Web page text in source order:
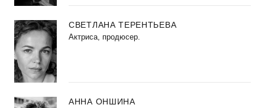
СВЕТЛАНА ТЕРЕНТЬЕВА
Актриса, продюсер.
АННА ОНШИНА